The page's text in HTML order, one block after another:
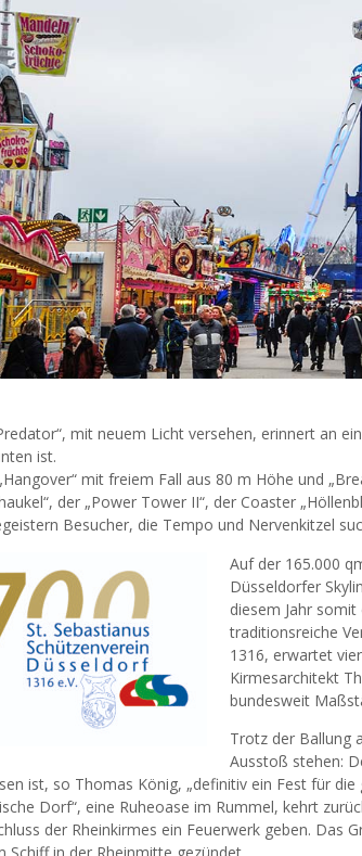
mit neuem Licht versehen, erinnert an
ist.
mit freiem Fall aus 80 m Höhe und
der „Power Tower II“, der Coaster
Besucher, die Tempo und Nervenkitzel
Auf der 165.000
Düsseldorfer
diesem Jahr
traditionsreiche
1316, erwartet
Kirmesarchitekt
bundesweit
Trotz der Ballung
Ausstoß stehen:
ist, so Thomas König, „definitiv ein Fest für die
Dorf“, eine Ruheoase im Rummel, kehrt
der Rheinkirmes ein Feuerwerk geben. Das